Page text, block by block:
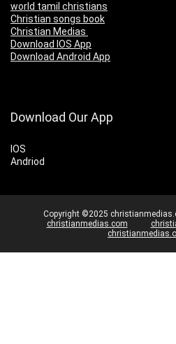
world tamil christians
Christian songs book
Christian Medias
Download IOS App
Download Android App
Download Our App
IOS
Andriod
Copyright ©2025
christianmedias.com